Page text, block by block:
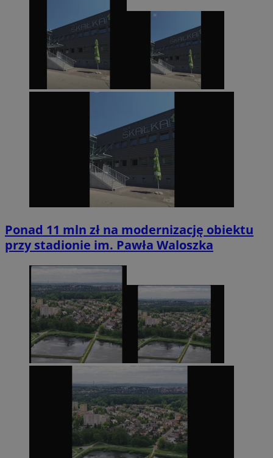
Ponad 11 mln zł na modernizację obiektu
przy stadionie im. Pawła Waloszka